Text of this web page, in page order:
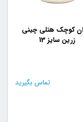
کوچک هتلی چینی
زرین سایز 13
تماس بگیرید